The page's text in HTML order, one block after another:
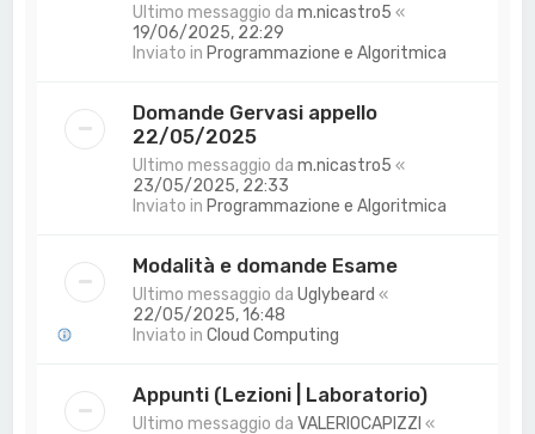
Ultimo messaggio dam.nicastro5 «
19/06/2025, 22:29
Inviato in Programmazione e Algoritmica
Domande Gervasi appello
22/05/2025
Ultimo messaggio dam.nicastro5 «
23/05/2025, 22:33
Inviato in Programmazione e Algoritmica
Modalità e domande Esame
Ultimo messaggio daUglybeard «
22/05/2025, 16:48
Inviato inCloud Computing
Appunti (Lezioni | Laboratorio)
Ultimo messaggio daVALERIOCAPIZZI «